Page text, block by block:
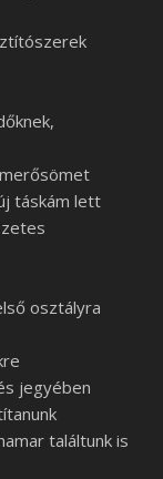
táskám lett
osztályra
jegyében
találtunk is